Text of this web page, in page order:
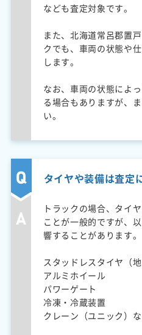
なども査定対象です。
また、北海道常呂郡置
クでも、車両の状態や
します。
なお、車両の状態によ
る場合もありますが、
い。
タイヤや装備は査定
トラックの場合、タイ
ことが一般的ですが、
響することがあります。
スタッドレスタイヤ（
アルミホイール
パワーゲート
冷凍・冷蔵装置
クレーン（ユニック）